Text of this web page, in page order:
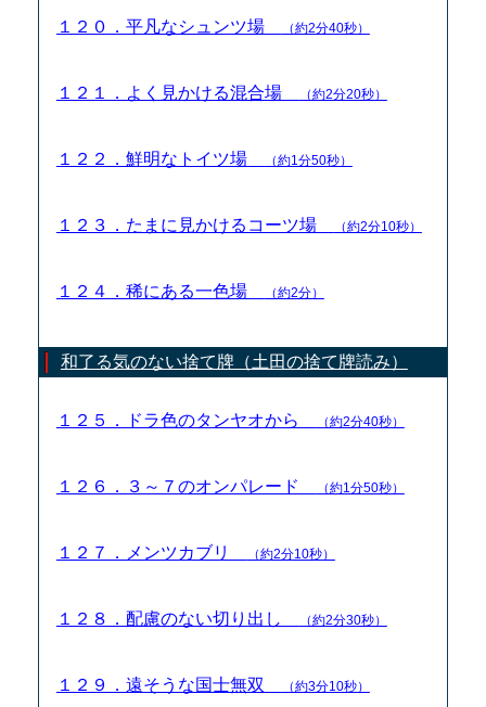
１２０．平凡なシュンツ場 （約2分40秒）
１２１．よく見かける混合場 （約2分20秒）
１２２．鮮明なトイツ場 （約1分50秒）
１２３．たまに見かけるコーツ場 （約2分10秒）
１２４．稀にある一色場 （約2分）
和了る気のない捨て牌（土田の捨て牌読み）
１２５．ドラ色のタンヤオから （約2分40秒）
１２６．３～７のオンパレード （約1分50秒）
１２７．メンツカブリ （約2分10秒）
１２８．配慮のない切り出し （約2分30秒）
１２９．遠そうな国士無双 （約3分10秒）